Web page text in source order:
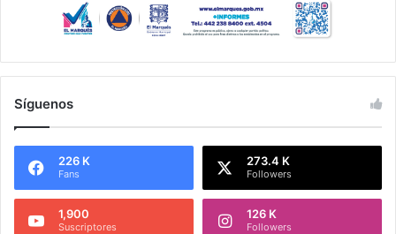
Síguenos
226 K
Fans
273.4 K
Followers
1,900
Suscriptores
126 K
Followers